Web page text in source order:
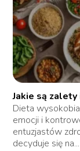
Jakie są
Dieta
emocji i
entuzjastów
decyduje się na...